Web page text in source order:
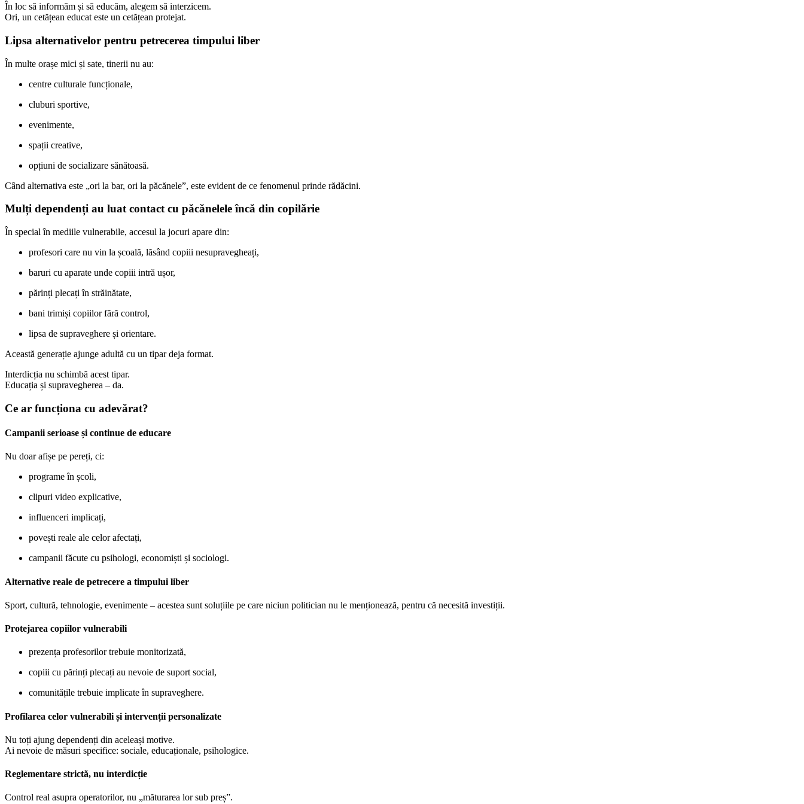
În loc să informăm și să educăm, alegem să interzicem.
Ori, un cetățean educat este un cetățean protejat.
Lipsa alternativelor pentru petrecerea timpului liber
În multe orașe mici și sate, tinerii nu au:
centre culturale funcționale,
cluburi sportive,
evenimente,
spații creative,
opțiuni de socializare sănătoasă.
Când alternativa este „ori la bar, ori la păcănele”, este evident de ce fenomenul prinde rădăcini.
Mulți dependenți au luat contact cu păcănelele încă din copilărie
În special în mediile vulnerabile, accesul la jocuri apare din:
profesori care nu vin la școală, lăsând copiii nesupravegheați,
baruri cu aparate unde copiii intră ușor,
părinți plecați în străinătate,
bani trimiși copiilor fără control,
lipsa de supraveghere și orientare.
Această generație ajunge adultă cu un tipar deja format.
Interdicția nu schimbă acest tipar.
Educația și supravegherea – da.
Ce ar funcționa cu adevărat?
Campanii serioase și continue de educare
Nu doar afișe pe pereți, ci:
programe în școli,
clipuri video explicative,
influenceri implicați,
povești reale ale celor afectați,
campanii făcute cu psihologi, economiști și sociologi.
Alternative reale de petrecere a timpului liber
Sport, cultură, tehnologie, evenimente – acestea sunt soluțiile pe care niciun politician nu le menționează, pentru că necesită investiții.
Protejarea copiilor vulnerabili
prezența profesorilor trebuie monitorizată,
copiii cu părinți plecați au nevoie de suport social,
comunitățile trebuie implicate în supraveghere.
Profilarea celor vulnerabili și intervenții personalizate
Nu toți ajung dependenți din aceleași motive.
Ai nevoie de măsuri specifice: sociale, educaționale, psihologice.
Reglementare strictă, nu interdicție
Control real asupra operatorilor, nu „măturarea lor sub preș”.